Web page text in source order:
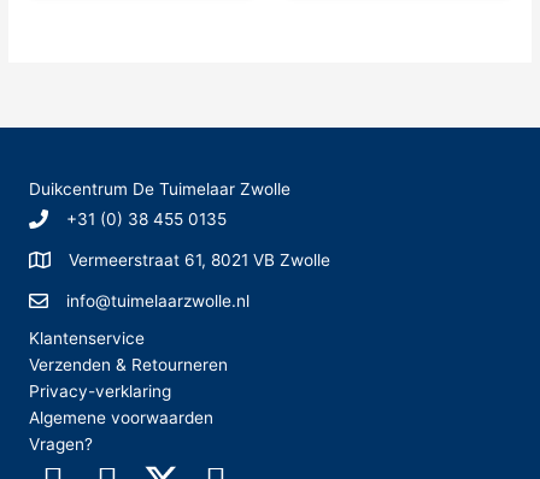
Duikcentrum De Tuimelaar Zwolle
+31 (0) 38 455 0135
Vermeerstraat 61, 8021 VB Zwolle
info@tuimelaarzwolle.nl
Klantenservice
Verzenden & Retourneren
Privacy-verklaring
Algemene voorwaarden
Vragen?